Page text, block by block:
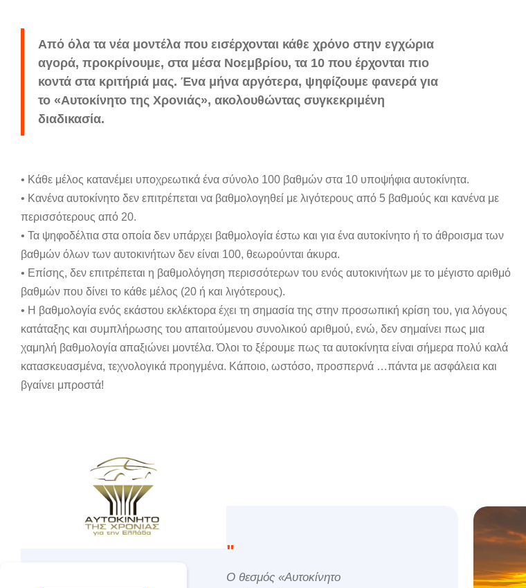
Από όλα τα νέα μοντέλα που εισέρχονται κάθε χρόνο στην εγχώρια
αγορά, προκρίνουμε, στα μέσα Νοεμβρίου, τα 10 που έρχονται πιο
κοντά στα κριτήριά μας. Ένα μήνα αργότερα, ψηφίζουμε φανερά για
το «Αυτοκίνητο της Χρονιάς», ακολουθώντας συγκεκριμένη
διαδικασία.
• Κάθε μέλος κατανέμει υποχρεωτικά ένα σύνολο 100 βαθμών στα 10 υποψήφια αυτοκίνητα.
• Κανένα αυτοκίνητο δεν επιτρέπεται να βαθμολογηθεί με λιγότερους από 5 βαθμούς και κανένα με
περισσότερους από 20.
• Τα ψηφοδέλτια στα οποία δεν υπάρχει βαθμολογία έστω και για ένα αυτοκίνητο ή το άθροισμα των
βαθμών όλων των αυτοκινήτων δεν είναι 100, θεωρούνται άκυρα.
• Επίσης, δεν επιτρέπεται η βαθμολόγηση περισσότερων του ενός αυτοκινήτων με το μέγιστο αριθμό
βαθμών που δίνει το κάθε μέλος (20 ή και λιγότερους).
• Η βαθμολογία ενός εκάστου εκλέκτορα έχει τη σημασία της στην προσωπική κρίση του, για λόγους
κατάταξης και συμπλήρωσης του απαιτούμενου συνολικού αριθμού, ενώ, δεν σημαίνει πως μια
χαμηλή βαθμολογία απαξιώνει μοντέλα. Όλοι το ξέρουμε πως τα αυτοκίνητα είναι σήμερα πολύ καλά
κατασκευασμένα, τεχνολογικά προηγμένα. Κάποιο, ωστόσο, προσπερνά …πάντα με ασφάλεια και
βγαίνει μπροστά!
"
Ο θεσμός «Αυτοκίνητο